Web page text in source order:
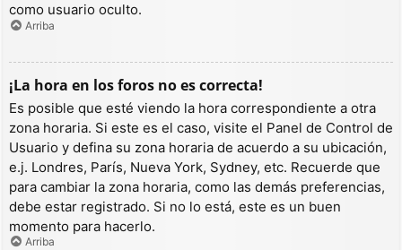
como usuario oculto.
Arriba
¡La hora en los foros no es correcta!
Es posible que esté viendo la hora correspondiente a otra
zona horaria. Si este es el caso, visite el Panel de Control de
Usuario y defina su zona horaria de acuerdo a su ubicación,
e.j. Londres, París, Nueva York, Sydney, etc. Recuerde que
para cambiar la zona horaria, como las demás preferencias,
debe estar registrado. Si no lo está, este es un buen
momento para hacerlo.
Arriba